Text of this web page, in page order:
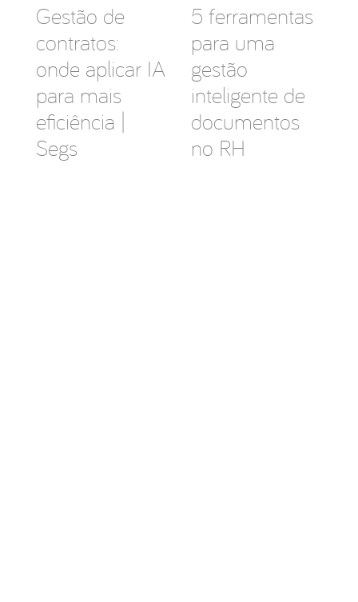
Gestão de
contratos:
onde aplicar IA
para mais
eficiência |
Segs
5 ferramentas
para uma
gestão
inteligente de
documentos
no RH